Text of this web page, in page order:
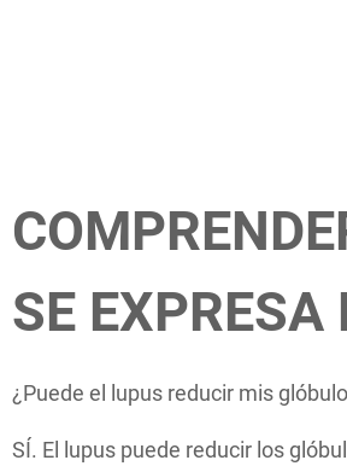
SE EXPRESA
¿Puede el lupus reducir mis
SÍ. El lupus puede reducir los